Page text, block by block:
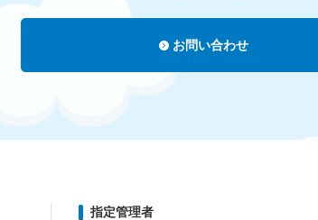
お問い合わせ
指定管理者